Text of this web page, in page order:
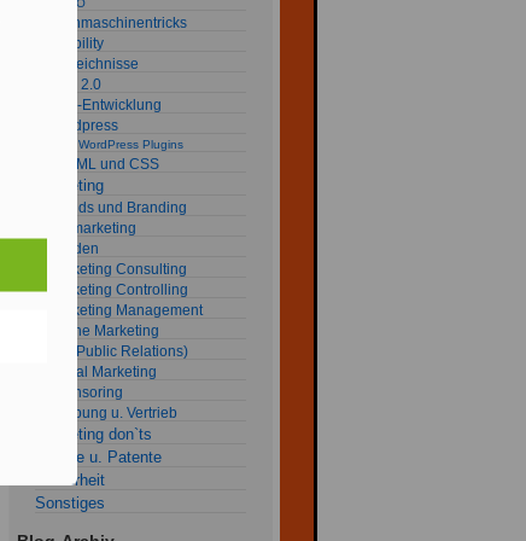
SEO
Suchmaschinentricks
Usability
Verzeichnisse
Web 2.0
Web-Entwicklung
Wordpress
my WordPress Plugins
XHTML und CSS
Marketing
Brands und Branding
fob marketing
Kunden
Marketing Consulting
Marketing Controlling
Marketing Management
Online Marketing
PR (Public Relations)
Social Marketing
Sponsoring
Werbung u. Vertrieb
Marketing don`ts
Rechte u. Patente
Sicherheit
Sonstiges